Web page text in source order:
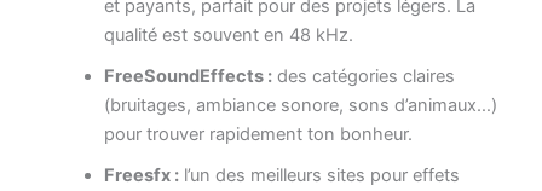
et payants, parfait pour des projets légers. La
qualité est souvent en 48 kHz.
FreeSoundEffects : des catégories claires
(bruitages, ambiance sonore, sons d’animaux…)
pour trouver rapidement ton bonheur.
Freesfx : l’un des meilleurs sites pour effets